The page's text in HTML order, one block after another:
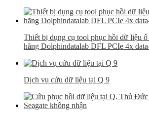
Thiết bị dụng cụ tool phục hồi dữ liệu ổ
hãng Dolphindatalab DFL PCIe 4x
Dịch vụ cứu dữ liệu tại Q 9